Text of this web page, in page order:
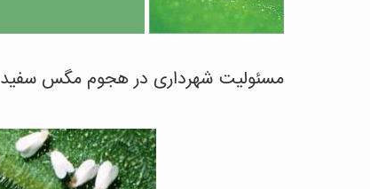
مسئولیت شهرداری در هجوم مگس سفید